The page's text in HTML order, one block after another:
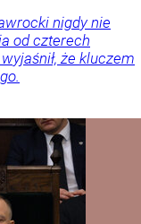
nigdy nie
od czterech
że kluczem